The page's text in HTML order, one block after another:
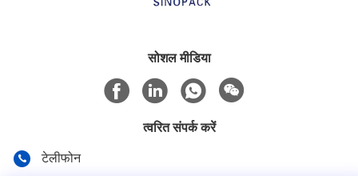
सोशल मीडिया
त्वरित संपर्क करें
टेलीफोन